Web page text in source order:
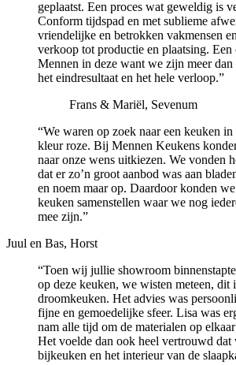
geplaatst. Een proces wat geweldig is
Conform tijdspad en met sublieme
vriendelijke en betrokken vakmensen
verkoop tot productie en plaatsing.
Mennen in deze want we zijn meer
het eindresultaat en het hele verloop.”
Frans & Mariël, Sevenum
“We waren op zoek naar een keuken
kleur roze. Bij Mennen Keukens
naar onze wens uitkiezen. We vonden
dat er zo’n groot aanbod was aan
en noem maar op. Daardoor konden
keuken samenstellen waar we nog
mee zijn.”
Juul en Bas, Horst
“Toen wij jullie showroom
op deze keuken, we wisten meteen, dit
droomkeuken. Het advies was
fijne en gemoedelijke sfeer. Lisa was
nam alle tijd om de materialen op
Het voelde dan ook heel vertrouwd
bijkeuken en het interieur van de